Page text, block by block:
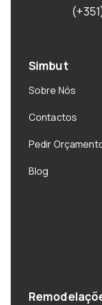
Simbut
Sobre Nós
Contactos
Pedir
Blog